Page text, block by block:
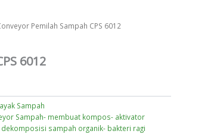
Pemilah Sampah CPS 6012
6012
Sampah
Sampah- membuat kompos- aktivator
sampah organik- bakteri ragi